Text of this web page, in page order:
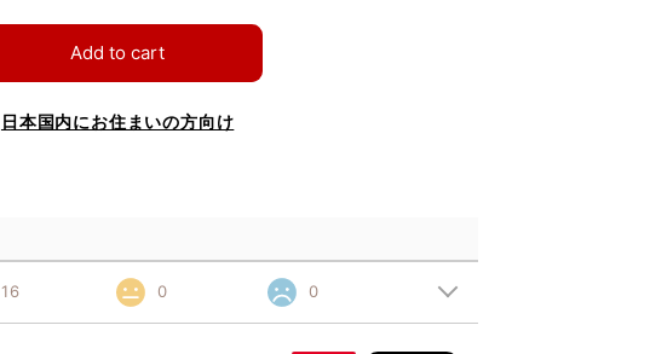
Add to cart
日本国内にお住まいの方向け
16 0 0